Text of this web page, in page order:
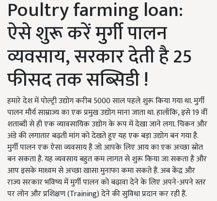
Poultry farming loan:
ऐसे शुरू करें मुर्गी पालन
व्यवसाय, सरकार देती है 25
फीसद तक सब्सिडी !
हमारे देश में पोल्ट्री उद्योग करीब 5000 साल पहले शुरू किया गया था. मुर्गी
पालन मौर्य साम्राज्य का एक प्रमुख उद्योग माना जाता था. हालाँकि, इसे 19 वीं
शताब्दी से ही एक व्यावसायिक उद्योग के रूप में देखा जाने लगा. चिकन और
अंडे की लगातार बढ़ती मांग को देखते हुए यह एक बड़ा उद्योग बन गया है.
मुर्गी पालन एक ऐसा व्यवसाय है जो आपके लिए आय का एक अच्छा स्रोत
बन सकता है. यह व्यवसाय बहुत कम लागत से शुरू किया जा सकता है और
आप इसके माध्यम से अच्छा खासा मुनाफा कमा सकते हैं. अब केंद्र और
राज्य सरकार भविष्य में मुर्गी पालन को बढ़ावा देने के लिए अपने-अपने स्तर
पर लोन और प्रशिक्षण (Training) देने की सुविधा प्रदान कर रही हैं.